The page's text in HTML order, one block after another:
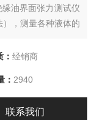
油界面张力测试仪
，测量各种液体的
泛应用。广泛用于
经销商
2940
联系我们